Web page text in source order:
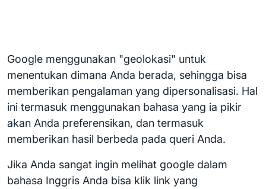
Google menggunakan "geolokasi" untuk
menentukan dimana Anda berada, sehingga bisa
memberikan pengalaman yang dipersonalisasi. Hal
ini termasuk menggunakan bahasa yang ia pikir
akan Anda preferensikan, dan termasuk
memberikan hasil berbeda pada queri Anda.
Jika Anda sangat ingin melihat google dalam
bahasa Inggris Anda bisa klik link yang